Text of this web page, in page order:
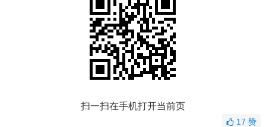
扫一扫在手机打开当前页
17赞